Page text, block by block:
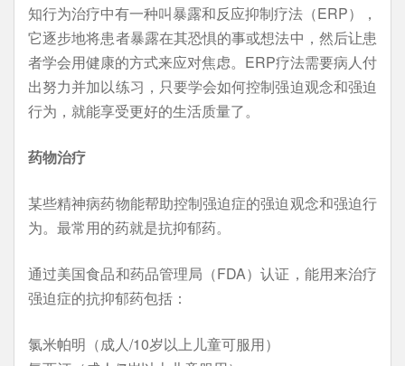
知行为治疗中有一种叫暴露和反应抑制疗法（ERP），
它逐步地将患者暴露在其恐惧的事或想法中，然后让患
者学会用健康的方式来应对焦虑。ERP疗法需要病人付
出努力并加以练习，只要学会如何控制强迫观念和强迫
行为，就能享受更好的生活质量了。
药物治疗
某些精神病药物能帮助控制强迫症的强迫观念和强迫行
为。最常用的药就是抗抑郁药。
通过美国食品和药品管理局（FDA）认证，能用来治疗
强迫症的抗抑郁药包括：
氯米帕明（成人/10岁以上儿童可服用）